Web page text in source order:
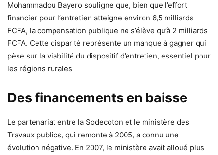
Mohammadou Bayero souligne que, bien que l’effort
financier pour l’entretien atteigne environ 6,5 milliards
FCFA, la compensation publique ne s’élève qu’à 2 milliards
FCFA. Cette disparité représente un manque à gagner qui
pèse sur la viabilité du dispositif d’entretien, essentiel pour
les régions rurales.
Des financements en baisse
Le partenariat entre la Sodecoton et le ministère des
Travaux publics, qui remonte à 2005, a connu une
évolution négative. En 2007, le ministère avait alloué plus